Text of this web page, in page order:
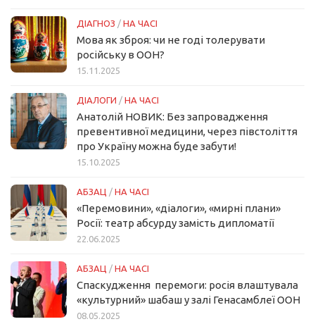
ДІАГНОЗ / НА ЧАСІ
Мова як зброя: чи не годі толерувати
російську в ООН?
15.11.2025
ДІАЛОГИ / НА ЧАСІ
Анатолій НОВИК: Без запровадження
превентивної медицини, через півстоліття
про Україну можна буде забути!
15.10.2025
АБЗАЦ / НА ЧАСІ
«Перемовини», «діалоги», «мирні плани»
Росії: театр абсурду замість дипломатії
22.06.2025
АБЗАЦ / НА ЧАСІ
Спаскудження перемоги: росія влаштувала
«культурний» шабаш у залі Генасамблеї ООН
08.05.2025